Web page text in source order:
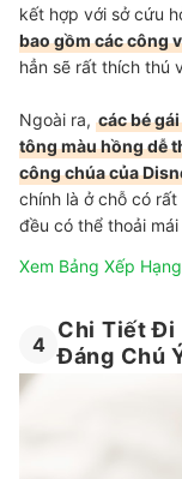
kết hợp với sở cứu
bao gồm các công
hẳn sẽ rất thích thú
Ngoài ra, các bé
tông màu hồng dễ
công chúa của
chính là ở chỗ có
đều có thể thoải
Xem Bảng Xếp Hạng
4
Chi Tiết Đi
Đáng Chú